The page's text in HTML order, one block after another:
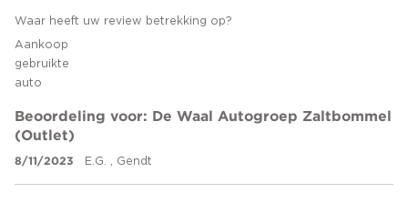
Waar heeft uw review betrekking op?
Aankoop
gebruikte
auto
Beoordeling voor: De Waal Autogroep Zaltbommel
(Outlet)
8/11/2023 E.G. , Gendt